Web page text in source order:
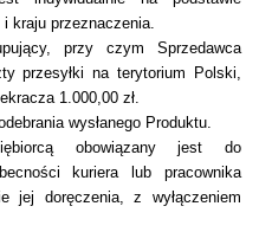
kraju przeznaczenia.
przy czym Sprzedawca
przesyłki na terytorium Polski,
1.000,00 zł.
wysłanego Produktu.
obowiązany jest do
kuriera lub pracownika
jej doręczenia, z wyłączeniem